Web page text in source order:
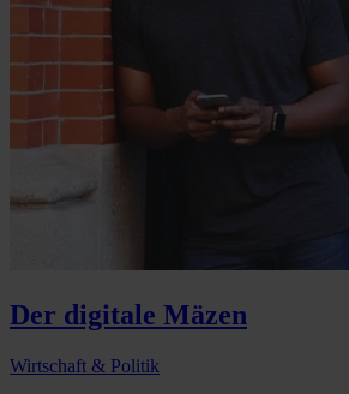
Der digitale Mäzen
Wirtschaft & Politik